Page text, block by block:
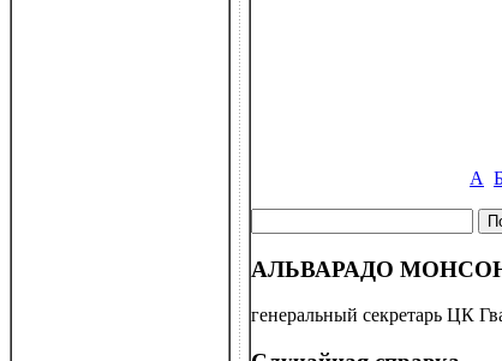
А
АЛЬВАРАДО МОНСОН
генеральный секретарь ЦК